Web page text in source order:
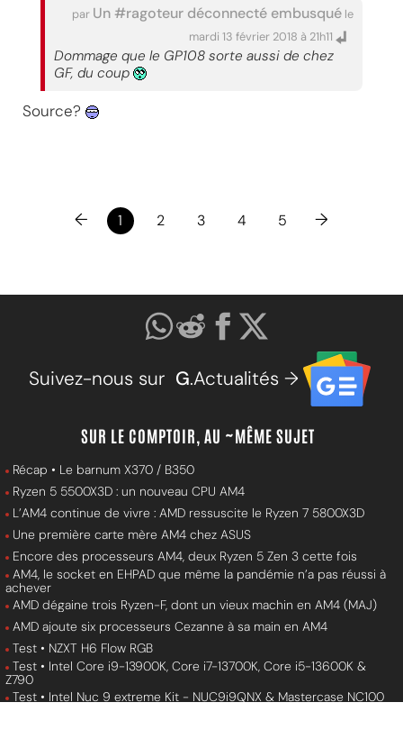
par Un #ragoteur déconnecté embusqué le
mardi 13 février 2018 à 21h11
Dommage que le GP108 sorte aussi de chez
GF, du coup
Source?
← 1 2 3 4 5 →
Suivez-nous sur G.Actualités →
SUR LE COMPTOIR, AU ~MÊME SUJET
Récap • Le barnum X370 / B350
Ryzen 5 5500X3D : un nouveau CPU AM4
L’AM4 continue de vivre : AMD ressuscite le Ryzen 7 5800X3D
Une première carte mère AM4 chez ASUS
Encore des processeurs AM4, deux Ryzen 5 Zen 3 cette fois
AM4, le socket en EHPAD que même la pandémie n’a pas réussi à
achever
AMD dégaine trois Ryzen-F, dont un vieux machin en AM4 (MAJ)
AMD ajoute six processeurs Cezanne à sa main en AM4
Test • NZXT H6 Flow RGB
Test • Intel Core i9-13900K, Core i7-13700K, Core i5-13600K &
Z790
Test • Intel Nuc 9 extreme Kit - NUC9i9QNX & Mastercase NC100